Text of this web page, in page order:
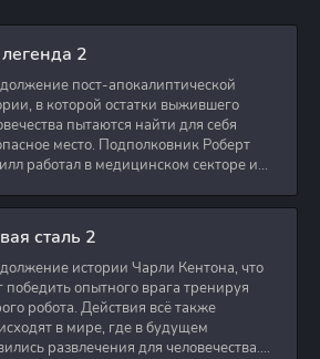
2
пост-апокалиптической
в которой остатки выжившего
пытаются найти для себя
место. Подполковник Роберт
работал в медицинском секторе и
сталь 2
истории Чарли Кентона, что
победить опытного врага тренируя
робота. Действия всё также
в мире, где в будущем
развлечения для человечества.